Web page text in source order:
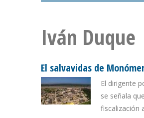
Iván Duque
El salvavidas de
El dirigente
se señala
fiscalización